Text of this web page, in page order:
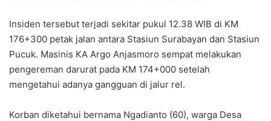
Insiden tersebut terjadi sekitar pukul 12.38 WIB di KM
176+300 petak jalan antara Stasiun Surabayan dan Stasiun
Pucuk. Masinis KA Argo Anjasmoro sempat melakukan
pengereman darurat pada KM 174+000 setelah
mengetahui adanya gangguan di jalur rel.
Korban diketahui bernama Ngadianto (60), warga Desa